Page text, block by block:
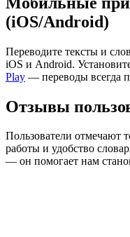
(iOS/Android)
Переводите тексты и
iOS и Android.
Play — переводы всегда
Отзывы
Пользователи отмечают
работы и удобство
— он помогает нам